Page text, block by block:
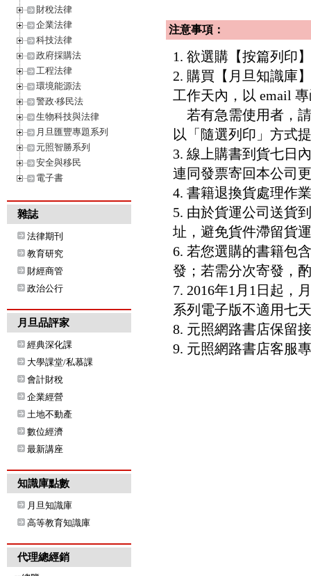
財稅法律
企業法律
科技法律
政府採購法
工程法律
環境能源法
警政‧移民法
生物科技與法律
月旦匯豐專題系列
元照智勝系列
安全與移民
電子書
雜誌
法律期刊
教育研究
財經商管
政治公行
月旦品評家
經典深化課
大學課堂/私慕課
會計財稅
企業經營
土地不動產
數位經濟
最新講座
知識庫點數
月旦知識庫
高等教育知識庫
代理總經銷
注意事項：
1. 欲選購【按篇列印
2. 購買【月旦知識庫
工作天內，以 email
若有急需使用者，請
以「隨選列印」方式
3. 線上購書到貨七日
連同發票寄回本公司
4. 書籍退換貨處理作
5. 由於貨運公司送貨
址，避免貨件滯留貨
6. 若您選購的書籍包
發；若需分次寄發，
7. 2016年1月1日起，
系列電子版不適用七
8. 元照網路書店保留
9. 元照網路書店客服